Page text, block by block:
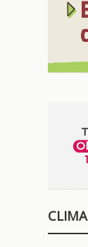
CLIMA